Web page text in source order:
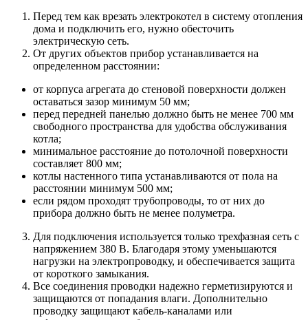
Перед тем как врезать электрокотел в систему отопления
дома и подключить его, нужно обесточить
электрическую сеть.
От других объектов прибор устанавливается на
определенном расстоянии:
от корпуса агрегата до стеновой поверхности должен
оставаться зазор минимум 50 мм;
перед передней панелью должно быть не менее 700 мм
свободного пространства для удобства обслуживания
котла;
минимальное расстояние до потолочной поверхности
составляет 800 мм;
котлы настенного типа устанавливаются от пола на
расстоянии минимум 500 мм;
если рядом проходят трубопроводы, то от них до
прибора должно быть не менее полуметра.
Для подключения используется только трехфазная сеть с
напряжением 380 В. Благодаря этому уменьшаются
нагрузки на электропроводку, и обеспечивается защита
от короткого замыкания.
Все соединения проводки надежно герметизируются и
защищаются от попадания влаги. Дополнительно
проводку защищают кабель-каналами или